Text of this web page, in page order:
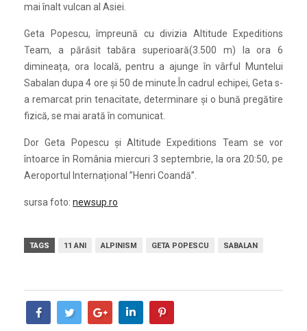
mai înalt vulcan al Asiei.
Geta Popescu, împreună cu divizia Altitude Expeditions
Team, a părăsit tabăra superioară(3.500 m) la ora 6
dimineața, ora locală, pentru a ajunge în vârful Muntelui
Sabalan dupa 4 ore și 50 de minute.În cadrul echipei, Geta s-
a remarcat prin tenacitate, determinare și o bună pregătire
fizică, se mai arată în comunicat.
Dor Geta Popescu și Altitude Expeditions Team se vor
întoarce în România miercuri 3 septembrie, la ora 20:50, pe
Aeroportul Internațional ”Henri Coandă”.
sursa foto: newsup.ro
TAGS 11 ANI ALPINISM GETA POPESCU SABALAN